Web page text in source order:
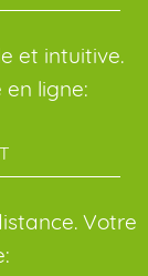
et intuitive.
ligne:
Votre